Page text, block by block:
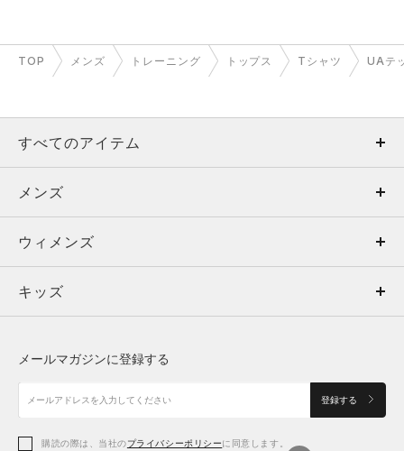
TOP メンズ トレーニング トップス Tシャツ UAテ
すべてのアイテム
メンズ
ウィメンズ
キッズ
アクセサリー
メンズ
トップス
ボトムス
アクセサリー
ウィメンズ
トップス
シューズ
アクセサリー
キッズ
シューズ
メールマガジンに登録する
登録する
購読の際は、当社のプライバシーポリシーに同意します。